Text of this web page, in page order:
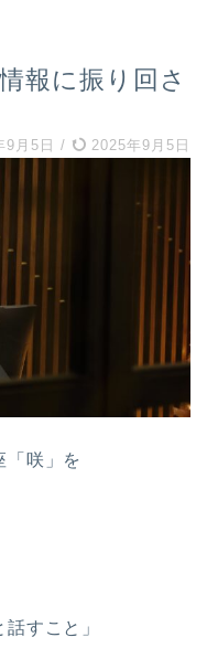
報に振り回さ
9月5日 / 2025年9月5日
「咲」を
すこと」